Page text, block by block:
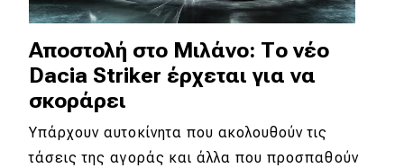
Αποστολή στο Μιλάνο: Tο νέο
Dacia Striker έρχεται για να
σκοράρει
Υπάρχουν αυτοκίνητα που ακολουθούν τις
τάσεις της αγοράς και άλλα που προσπαθούν